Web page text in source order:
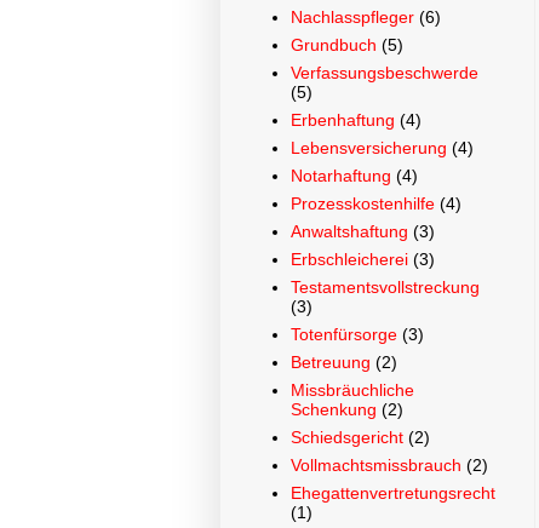
Nachlasspfleger (6)
Grundbuch (5)
Verfassungsbeschwerde
(5)
Erbenhaftung (4)
Lebensversicherung (4)
Notarhaftung (4)
Prozesskostenhilfe (4)
Anwaltshaftung (3)
Erbschleicherei (3)
Testamentsvollstreckung
(3)
Totenfürsorge (3)
Betreuung (2)
Missbräuchliche
Schenkung (2)
Schiedsgericht (2)
Vollmachtsmissbrauch (2)
Ehegattenvertretungsrecht
(1)